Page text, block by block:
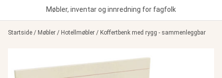
Møbler, inventar og innredning for fagfolk
Startside / Møbler / Hotellmøbler / Koffertbenk med rygg - sammenleggbar